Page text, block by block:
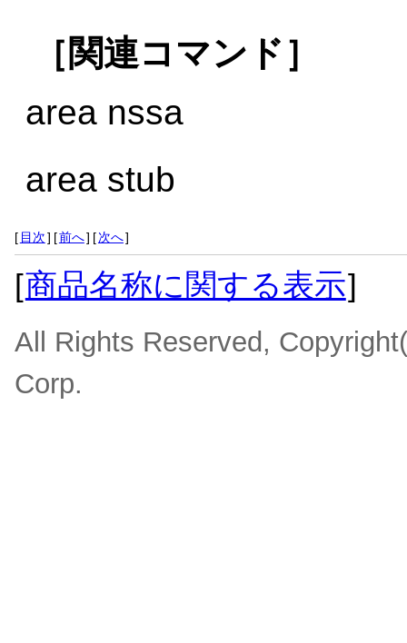
［関連コマンド］
area nssa
area stub
[ 目次] [前へ] [次へ]
[商品名称に関する表示]
All Rights Reserved,
Corp.